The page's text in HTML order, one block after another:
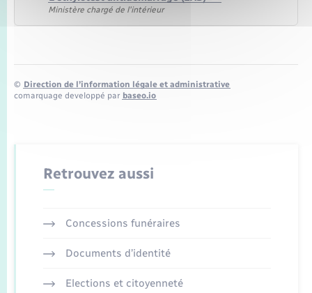
Ministère chargé de l'intérieur
© Direction de l’information légale et administrative
comarquage developpé par baseo.io
Retrouvez aussi
Concessions funéraires
Documents d’identité
Elections et citoyenneté